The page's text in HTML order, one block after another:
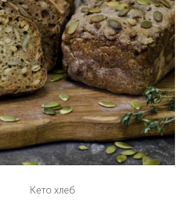
Кето хлеб